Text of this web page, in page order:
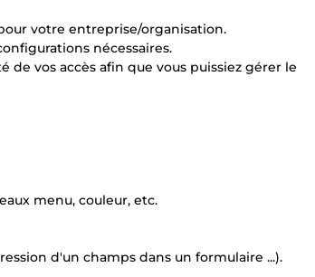
votre entreprise/organisation.
nécessaires.
vos accès afin que vous puissiez gérer le
menu, couleur, etc.
d'un champs dans un formulaire ...).